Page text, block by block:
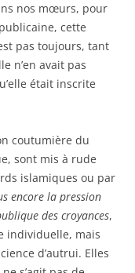
nos mœurs, pour
cette
pas toujours, tant
n’en avait pas
était inscrite
coutumière du
sont mis à rude
islamiques ou par
encore la pression
des croyances,
individuelle, mais
d’autrui. Elles